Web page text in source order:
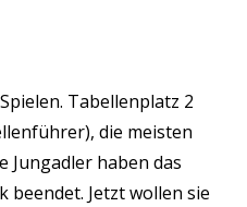
Tabellenplatz 2
die meisten
Jungadler haben das
beendet. Jetzt wollen sie